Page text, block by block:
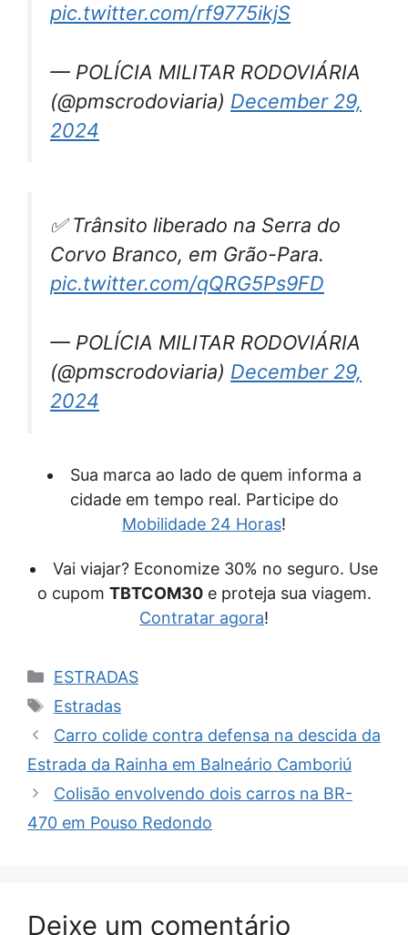
pic.twitter.com/rf9775ikjS
— POLÍCIA MILITAR RODOVIÁRIA
(@pmscrodoviaria) December 29,
2024
✅ Trânsito liberado na Serra do
Corvo Branco, em Grão-Para.
pic.twitter.com/qQRG5Ps9FD
— POLÍCIA MILITAR RODOVIÁRIA
(@pmscrodoviaria) December 29,
2024
Sua marca ao lado de quem informa a
cidade em tempo real. Participe do
Mobilidade 24 Horas!
Vai viajar? Economize 30% no seguro. Use
o cupom TBTCOM30e proteja sua viagem.
Contratar agora!
Categorias
ESTRADAS
Tags
Estradas
Carro colide contra defensa na descida da
Estrada da Rainha em Balneário Camboriú
Colisão envolvendo dois carros na BR-
470 em Pouso Redondo
Deixe um comentário